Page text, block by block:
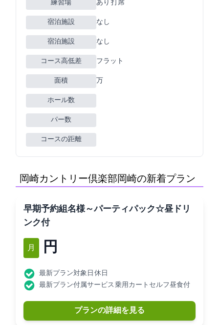
練習場 あり 200Y 12打席
宿泊施設 なし
宿泊施設 なし
コース高低差 フラット
面積 65万m2
ホール数
パー数
コースの距離
岡崎カントリー倶楽部(岡崎CC)の新着プラン
[早期予約]3組10名様～パーティパック☆昼ドリ
ンク付
2月 16,080円
最新プラン対象日: 休日
最新プラン付属サービス: 乗用カートセルフ昼食付
プランの詳細を見る